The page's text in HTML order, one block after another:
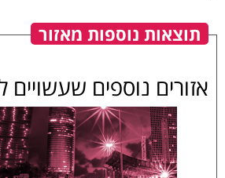
תוצאות נוספות מאזור
אזורים נוספים שעשויים